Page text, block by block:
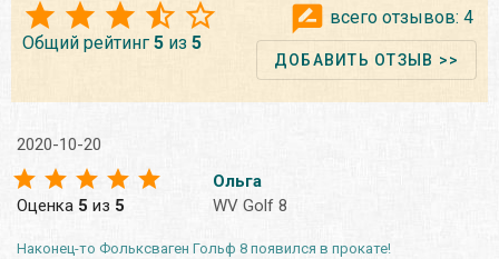
Общий рейтинг 5 из 5
всего отзывов: 4
ДОБАВИТЬ ОТЗЫВ >>
2020-10-20
Оценка 5 из 5
Ольга
WV Golf 8
Наконец-то Фольксваген Гольф 8 появился в прокате!